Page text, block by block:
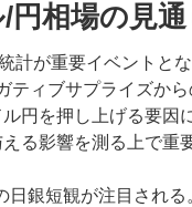
相場の見通
計が重要イベントと
ティブサプライズか
円を押し上げる要因
る影響を測る上で重
日銀短観が注目され